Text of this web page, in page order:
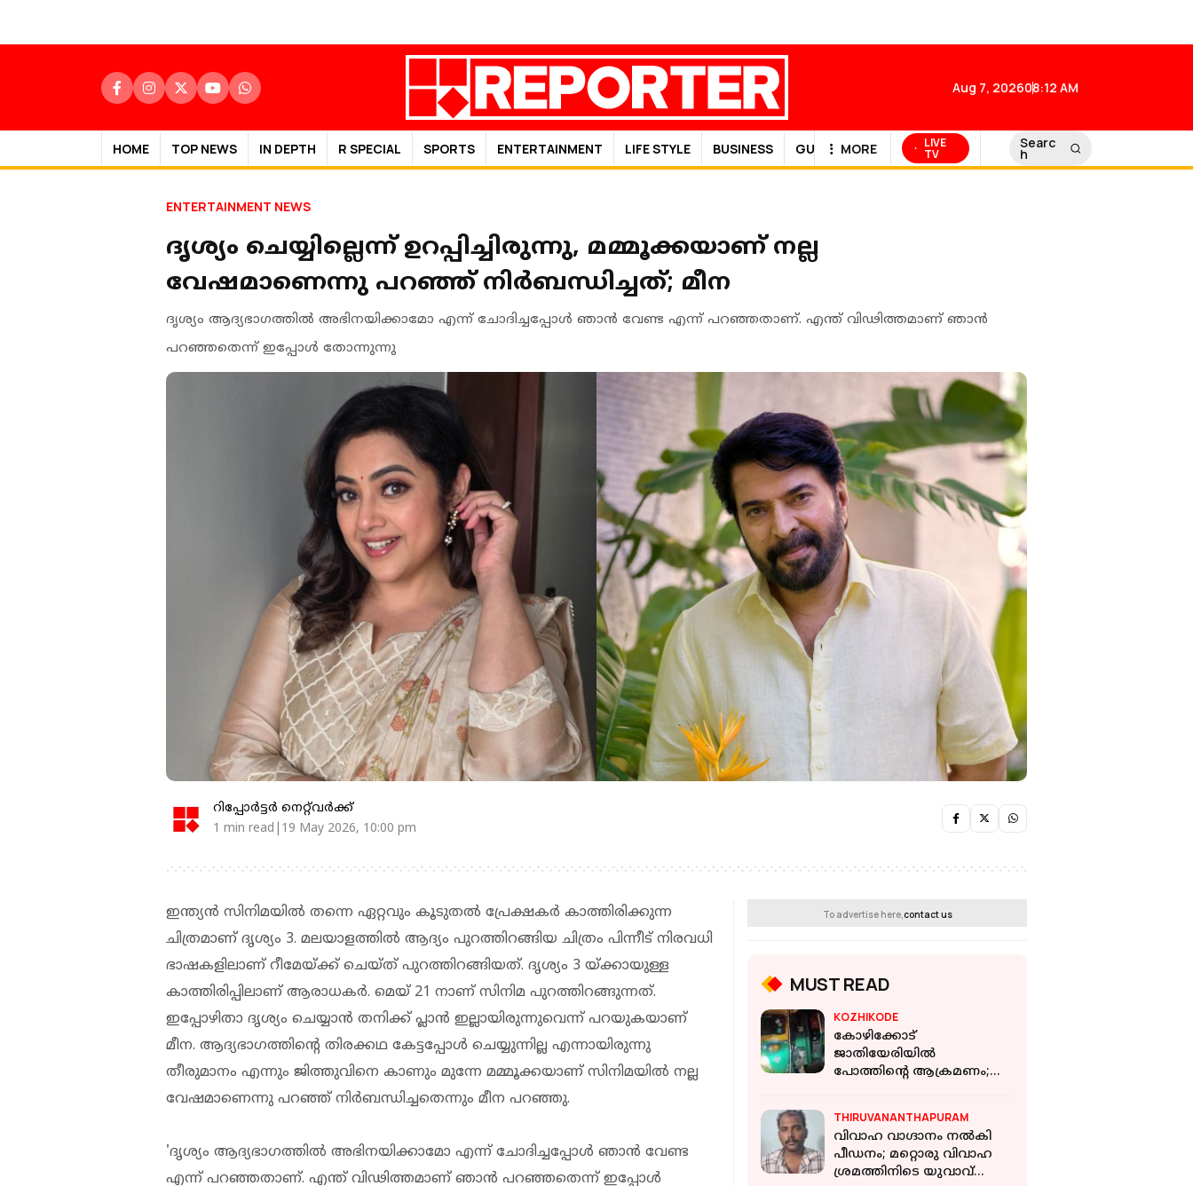
Aug 7, 202608:12 AM
HOME TOP NEWS IN DEPTH R SPECIAL SPORTS ENTERTAINMENT LIFE STYLE BUSINESS GULF NEWS
MORE LIVE
TV
Searc
h
ENTERTAINMENT NEWS
ദൃശ്യം ചെയ്യില്ലെന്ന് ഉറപ്പിച്ചിരുന്നു, മമ്മൂക്കയാണ് നല്ല
വേഷമാണെന്നു പറഞ്ഞ് നിർബന്ധിച്ചത്; മീന
ദൃശ്യം ആദ്യഭാഗത്തിൽ അഭിനയിക്കാമോ എന്ന് ചോദിച്ചപ്പോൾ ഞാൻ വേണ്ട എന്ന് പറഞ്ഞതാണ്. എന്ത് വിഢിത്തമാണ് ഞാൻ
പറഞ്ഞതെന്ന് ഇപ്പോൾ തോന്നുന്നു
റിപ്പോർട്ടർ നെറ്റ്‌വര്‍ക്ക്‌
1 min read|19 May 2026, 10:00 pm
ഇന്ത്യൻ സിനിമയിൽ തന്നെ ഏറ്റവും കൂടുതൽ പ്രേക്ഷകർ കാത്തിരിക്കുന്ന
ചിത്രമാണ് ദൃശ്യം 3. മലയാളത്തിൽ ആദ്യം പുറത്തിറങ്ങിയ ചിത്രം പിന്നീട് നിരവധി
ഭാഷകളിലാണ് റീമേയ്ക്ക് ചെയ്ത് പുറത്തിറങ്ങിയത്. ദൃശ്യം 3 യ്ക്കായുള്ള
കാത്തിരിപ്പിലാണ് ആരാധകർ. മെയ് 21 നാണ് സിനിമ പുറത്തിറങ്ങുന്നത്.
ഇപ്പോഴിതാ ദൃശ്യം ചെയ്യാൻ തനിക്ക് പ്ലാൻ ഇല്ലായിരുന്നുവെന്ന് പറയുകയാണ്
മീന. ആദ്യഭാഗത്തിന്റെ തിരക്കഥ കേട്ടപ്പോൾ ചെയ്യുന്നില്ല എന്നായിരുന്നു
തീരുമാനം എന്നും ജിത്തുവിനെ കാണും മുന്നേ മമ്മൂക്കയാണ് സിനിമയിൽ നല്ല
വേഷമാണെന്നു പറഞ്ഞ് നിർബന്ധിച്ചതെന്നും മീന പറഞ്ഞു.
'ദൃശ്യം ആദ്യഭാഗത്തിൽ അഭിനയിക്കാമോ എന്ന് ചോദിച്ചപ്പോൾ ഞാൻ വേണ്ട
എന്ന് പറഞ്ഞതാണ്. എന്ത് വിഢിത്തമാണ് ഞാൻ പറഞ്ഞതെന്ന് ഇപ്പോൾ
To advertise here, contact us
MUST READ
KOZHIKODE
കോഴിക്കോട്
ജാതിയേരിയില്‍
പോത്തിന്റെ ആക്രമണം;
THIRUVANANTHAPURAM
വിവാഹ വാഗ്ദാനം നൽകി
പീഡനം; മറ്റൊരു വിവാഹ
ശ്രമത്തിനിടെ യുവാവ്